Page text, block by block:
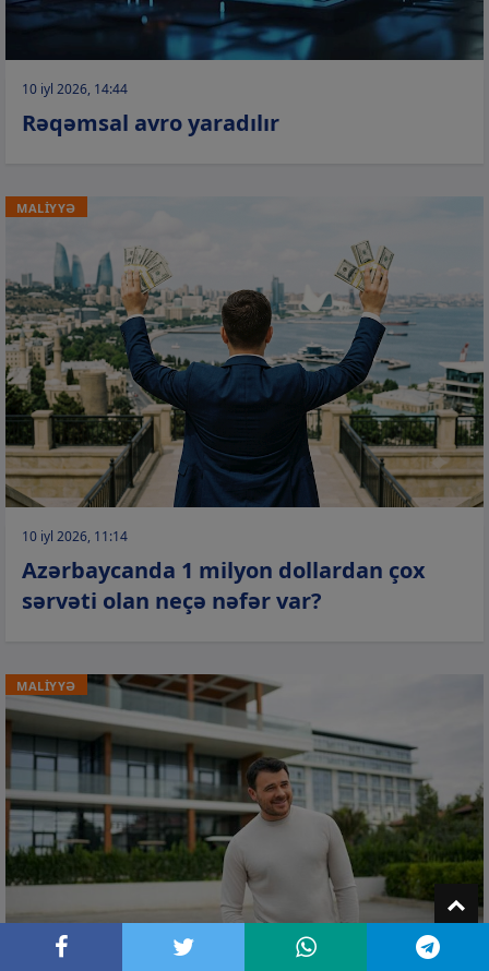
10 iyl 2026, 14:44
Rəqəmsal avro yaradılır
MALİYYƏ
10 iyl 2026, 11:14
Azərbaycanda 1 milyon dollardan çox
sərvəti olan neçə nəfər var?
MALİYYƏ